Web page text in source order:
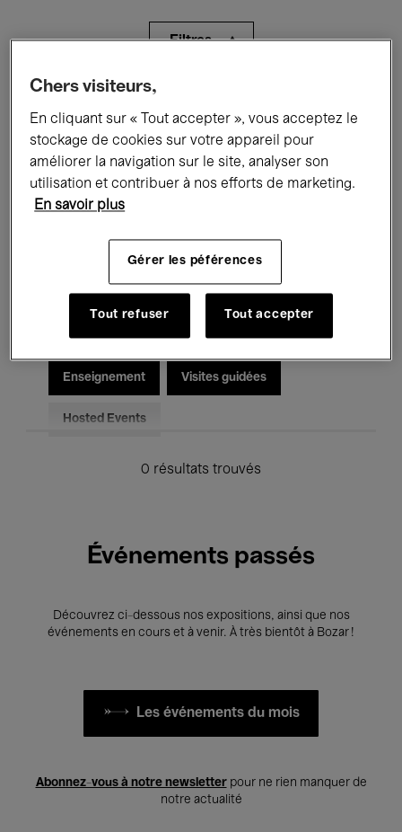
Filtres
Expositions Films Performances
Rencontres & Débats Jazz
Musique électronique
Pour tous Kids’ Palace
Enseignement Visites guidées
Hosted Events
0 résultats trouvés
Événements passés
Découvrez ci-dessous nos expositions, ainsi que nos
événements en cours et à venir. À très bientôt à Bozar !
Les événements du mois
Abonnez-vous à notre newsletterpour ne rien manquer de
notre actualité
Chers visiteurs,
En cliquant sur « Tout accepter », vous acceptez le
stockage de cookies sur votre appareil pour
améliorer la navigation sur le site, analyser son
utilisation et contribuer à nos efforts de marketing.
En savoir plus
Gérer les péférences
Tout refuser Tout accepter